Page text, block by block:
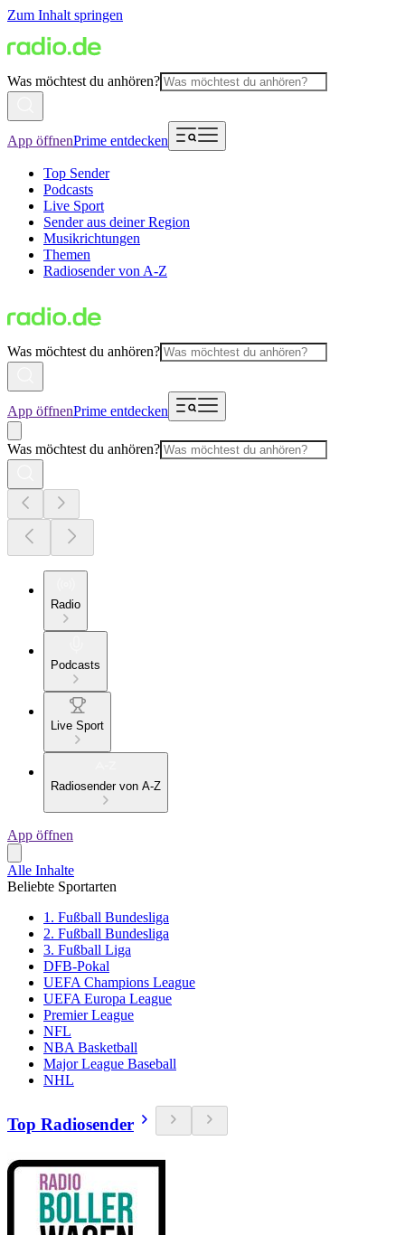
Zum Inhalt springen
Was möchtest du anhören?
App öffnenPrime entdecken
Top Sender
Podcasts
Live Sport
Sender aus deiner Region
Musikrichtungen
Themen
Radiosender von A-Z
Was möchtest du anhören?
App öffnenPrime entdecken
Was möchtest du anhören?
Radio
Podcasts
Live Sport
Radiosender von A-Z
App öffnen
Alle Inhalte
Beliebte Sportarten
1. Fußball Bundesliga
2. Fußball Bundesliga
3. Fußball Liga
DFB-Pokal
UEFA Champions League
UEFA Europa League
Premier League
NFL
NBA Basketball
Major League Baseball
NHL
Top Radiosender